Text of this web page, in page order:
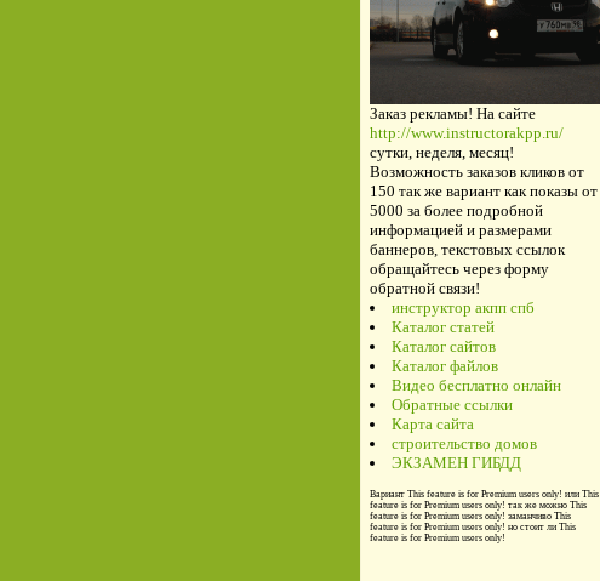
Заказ рекламы! На сайте
http://www.instructorakpp.ru/
сутки, неделя, месяц!
Возможность заказов кликов от
150 так же вариант как показы от
5000 за более подробной
информацией и размерами
баннеров, текстовых ссылок
обращайтесь через форму
обратной связи!
инструктор акпп спб
Каталог статей
Каталог сайтов
Каталог файлов
Видео бесплатно онлайн
Обратные ссылки
Карта сайта
строительство домов
ЭКЗАМЕН ГИБДД
Вариант This feature is for Premium users only! или This
feature is for Premium users only! так же можно This
feature is for Premium users only! заманчиво This
feature is for Premium users only! но стоит ли This
feature is for Premium users only!